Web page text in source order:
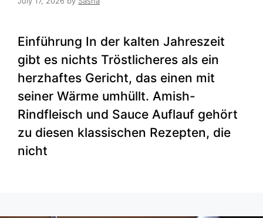
Einführung In der kalten Jahreszeit
gibt es nichts Tröstlicheres als ein
herzhaftes Gericht, das einen mit
seiner Wärme umhüllt. Amish-
Rindfleisch und Sauce Auflauf gehört
zu diesen klassischen Rezepten, die
nicht